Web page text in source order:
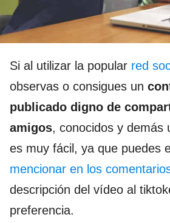
Si al utilizar la popular red
observas o consigues un
publicado digno de
amigos, conocidos y demás
es muy fácil, ya que puedes
mencionar en los
descripción del vídeo al
preferencia.